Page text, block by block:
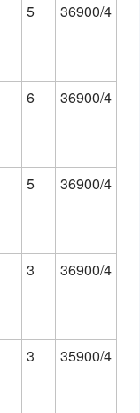
5 36900/4
6 36900/4
5 36900/4
3 36900/4
3 35900/4